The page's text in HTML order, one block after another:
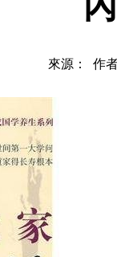
來源： 作